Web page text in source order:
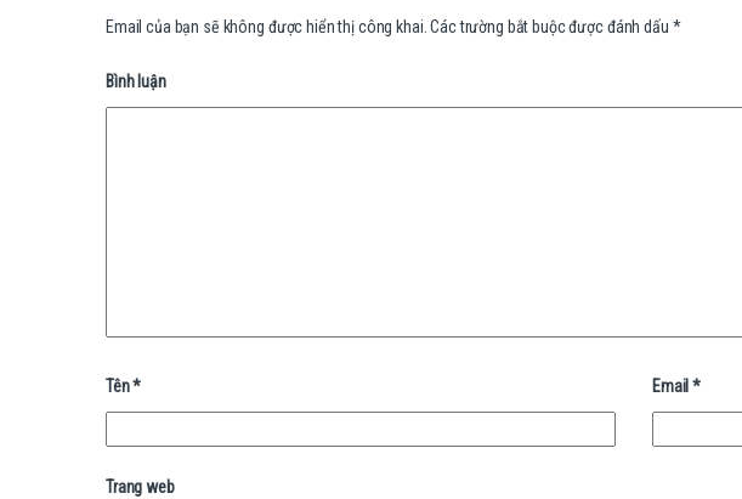
Email của bạn sẽ không được hiển thị công khai. Các trường bắt buộc được đánh dấu *
Bình luận
Tên* Email*
Trang web